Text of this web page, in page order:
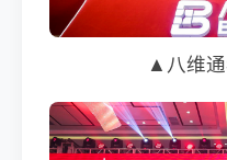
▲八维